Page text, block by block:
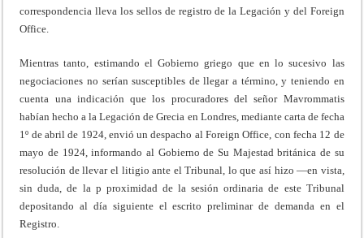
correspondencia lleva los sellos de registro de la Legación y del Foreign
Office.
Mientras tanto, estimando el Gobierno griego que en lo sucesivo las
negociaciones no serían susceptibles de llegar a término, y teniendo en
cuenta una indicación que los procuradores del señor Mavrommatis
habían hecho a la Legación de Grecia en Londres, mediante carta de fecha
1º de abril de 1924, envió un despacho al Foreign Office, con fecha 12 de
mayo de 1924, informando al Gobierno de Su Majestad británica de su
resolución de llevar el litigio ante el Tribunal, lo que así hizo —en vista,
sin duda, de la p proximidad de la sesión ordinaria de este Tribunal
depositando al día siguiente el escrito preliminar de demanda en el
Registro.